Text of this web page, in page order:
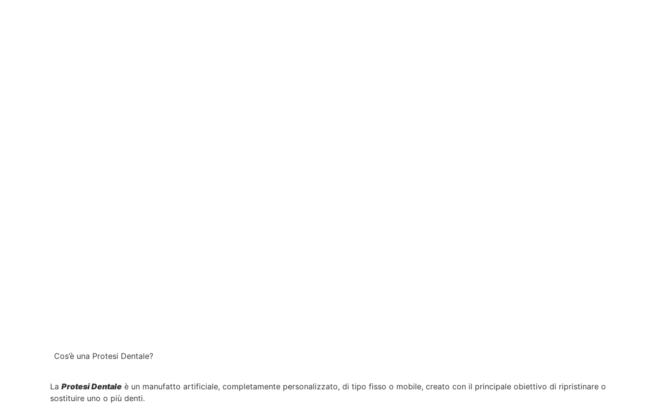
Cos’è una Protesi Dentale?
La Protesi Dentale è un manufatto artificiale, completamente personalizzato, di tipo fisso o mobile, creato con il principale obiettivo di ripristinare o
sostituire uno o più denti.